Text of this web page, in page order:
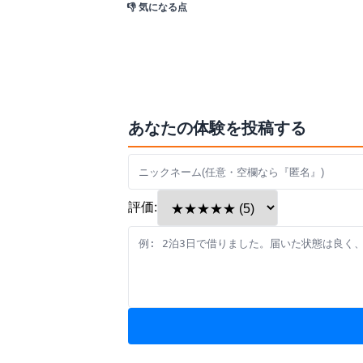
👎 気になる点
あなたの体験を投稿する
評価: